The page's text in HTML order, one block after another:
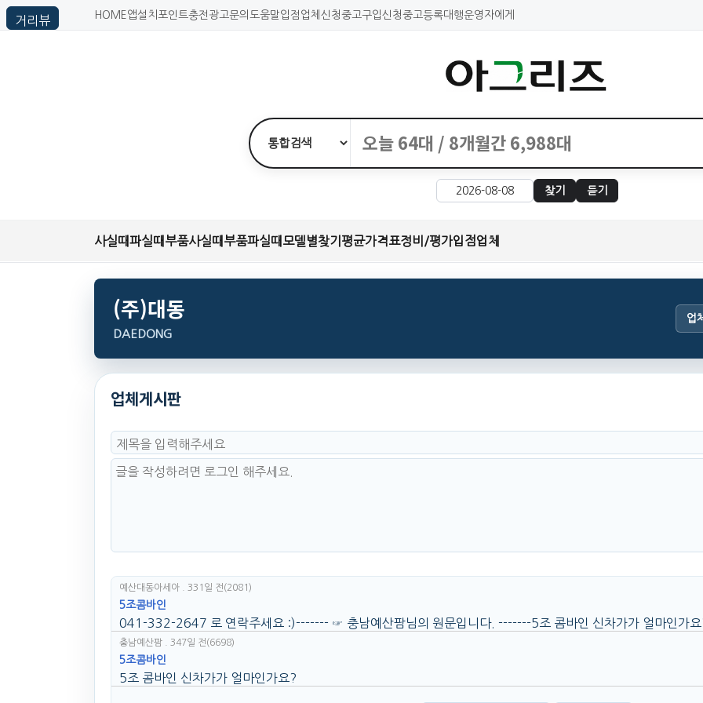
HOME 앱설치 포인트충전 광고문의 도움말입점업체신청중고구입신청중고등록대행운영자에게
찾기 듣기
사실때파실때 부품사실때 부품파실때 모델별찾기 평균가격표정비/평가입점업체
(주)대동
DAEDONG
업
업체게시판
예산대동아세아 . 331일 전(2081)
5조콤바인
041-332-2647 로 연락주세요 :)------- ☞ 충남예산팜님의 원문입니다. -------5조 콤바인 신차가가 얼마인가
충남예산팜 . 347일 전(6698)
5조콤바인
5조 콤바인 신차가가 얼마인가요?